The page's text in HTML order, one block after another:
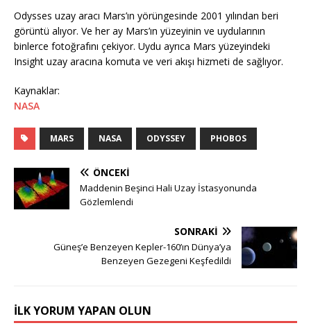
Odysses uzay aracı Mars’ın yörüngesinde 2001 yılından beri
görüntü alıyor. Ve her ay Mars’ın yüzeyinin ve uydularının
binlerce fotoğrafını çekiyor. Uydu ayrıca Mars yüzeyindeki
Insight uzay aracına komuta ve veri akışı hizmeti de sağlıyor.
Kaynaklar:
NASA
MARS NASA ODYSSEY PHOBOS
ÖNCEKI
Maddenin Beşinci Hali Uzay İstasyonunda
Gözlemlendi
SONRAKI
Güneş’e Benzeyen Kepler-160’ın Dünya’ya
Benzeyen Gezegeni Keşfedildi
İLK YORUM YAPAN OLUN